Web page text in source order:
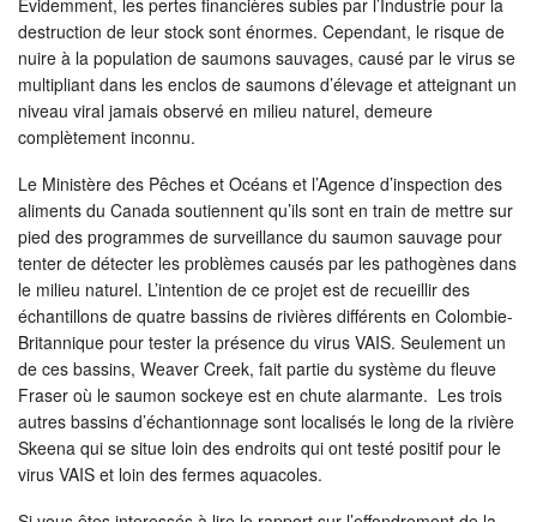
destruction de leur stock sont énormes. Cependant, le risque de
nuire à la population de saumons sauvages, causé par le virus se
multipliant dans les enclos de saumons d’élevage et atteignant un
niveau viral jamais observé en milieu naturel, demeure
complètement inconnu.
Le Ministère des Pêches et Océans et l’Agence d’inspection des
aliments du Canada soutiennent qu’ils sont en train de mettre sur
pied des programmes de surveillance du saumon sauvage pour
tenter de détecter les problèmes causés par les pathogènes dans
le milieu naturel. L’intention de ce projet est de recueillir des
échantillons de quatre bassins de rivières différents en Colombie-
Britannique pour tester la présence du virus VAIS. Seulement un
de ces bassins, Weaver Creek, fait partie du système du fleuve
Fraser où le saumon sockeye est en chute alarmante. Les trois
autres bassins d’échantionnage sont localisés le long de la rivière
Skeena qui se situe loin des endroits qui ont testé positif pour le
virus VAIS et loin des fermes aquacoles.